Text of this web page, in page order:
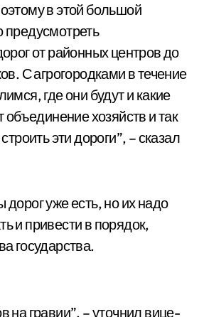
в этой большой
от районных центров до
С агрогородками в течение
где они будут и какие
объединение хозяйств и так
эти дороги”, – сказал
уже есть, но их надо
и привести в порядок,
государства.
на гравии”, – уточнил вице-